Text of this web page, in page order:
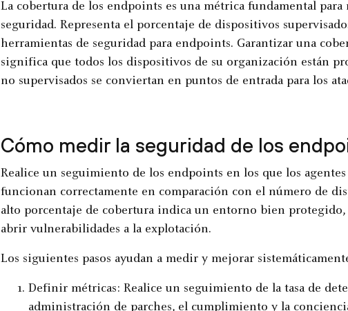
La cobertura de los endpoints es una métrica fundamental para
seguridad. Representa el porcentaje de dispositivos
herramientas de seguridad para endpoints. Garantizar una
significa que todos los dispositivos de su organización están
no supervisados se conviertan en puntos de entrada para los
Cómo medir la seguridad de los
Realice un seguimiento de los endpoints en los que los
funcionan correctamente en comparación con el número de
alto porcentaje de cobertura indica un entorno bien protegido,
abrir vulnerabilidades a la explotación.
Los siguientes pasos ayudan a medir y mejorar
Definir métricas: Realice un seguimiento de la tasa de
administración de parches, el cumplimiento y la